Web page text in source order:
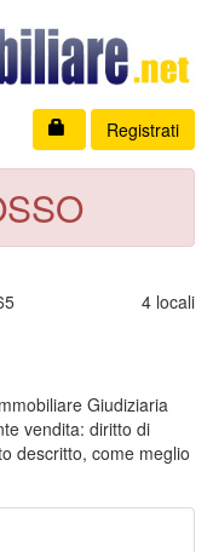
Registrati
4 locali
Giudiziaria
vendita: diritto di
descritto, come meglio